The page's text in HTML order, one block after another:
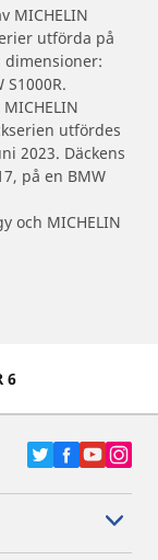
MICHELIN
utförda på
dimensioner:
S1000R.
utfördes
2023. Däckens
på en BMW
och MICHELIN
6